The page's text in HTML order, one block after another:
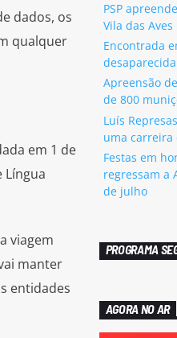
dados, os
qualquer
em 1 de
Língua
viagem
manter
entidades
PSP
Vila das Aves
Encontrada
Apreensão
de 800
Luís
uma carreira
Festas em
regressam a
de julho
PROGRAMA
AGORA NO AR